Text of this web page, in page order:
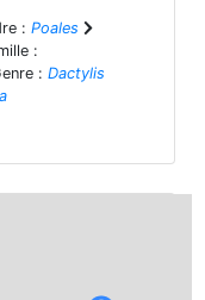
: Poales
:
: Dactylis